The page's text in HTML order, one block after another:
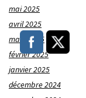
mai 2025
avril 2025
mars 2025
février 2025
janvier 2025
décembre 2024